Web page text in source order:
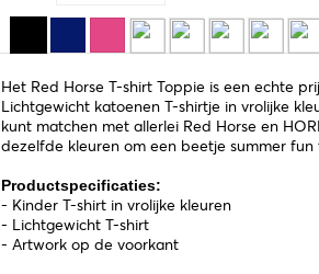
Het Red Horse T-shirt Toppie is een echte
Lichtgewicht katoenen T-shirtje in vrolijke
kunt matchen met allerlei Red Horse en
dezelfde kleuren om een beetje summer fun
Productspecificaties:
- Kinder T-shirt in vrolijke kleuren
- Lichtgewicht T-shirt
- Artwork op de voorkant